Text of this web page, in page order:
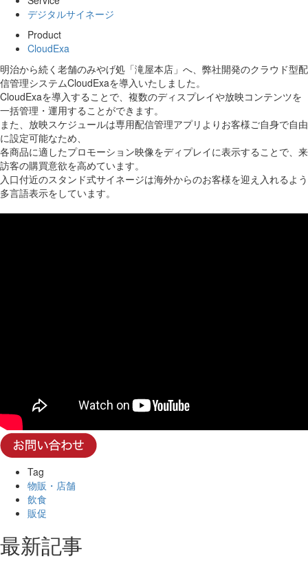
デジタルサイネージ
Product
CloudExa
明治から続く老舗のみやげ処「滝屋本店」へ、弊社開発のクラウド型配
信管理システムCloudExaを導入いたしました。
CloudExaを導入することで、複数のディスプレイや放映コンテンツを
一括管理・運用することができます。
また、放映スケジュールは専用配信管理アプリよりお客様ご自身で自由
に設定可能なため、
各商品に適したプロモーション映像をディプレイに表示することで、来
訪客の購買意欲を高めています。
入口付近のスタンド式サイネージは海外からのお客様を迎え入れるよう
多言語表示をしています。
Tag
物販・店舗
飲食
販促
最新記事